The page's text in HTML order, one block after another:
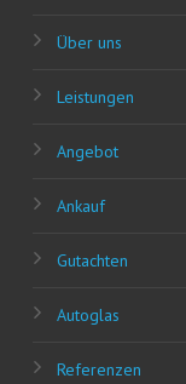
Über uns
Leis­tun­gen
Ange­bot
Ankauf
Gut­ach­ten
Auto­glas
Refe­ren­zen